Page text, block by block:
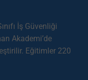
İş Güvenliği
Akademi’de
Eğitimler 220